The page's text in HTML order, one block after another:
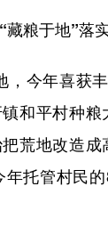
甘肃
Español
藏粮于地”落
今年喜获丰
和平村种
荒地改造
托管村民